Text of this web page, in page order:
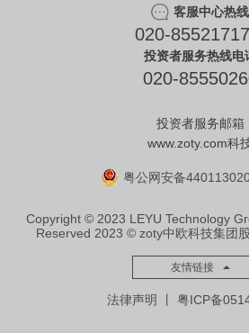
客服中心热线
020-
投资者服务热线电
020-
投资者服务邮箱
www.zoty.com科
粤公网安备
Copyright © 2023 LEYU Technology
Reserved 2023 © zoty中欧科技集团
友情链接
法律声明 粤ICP备